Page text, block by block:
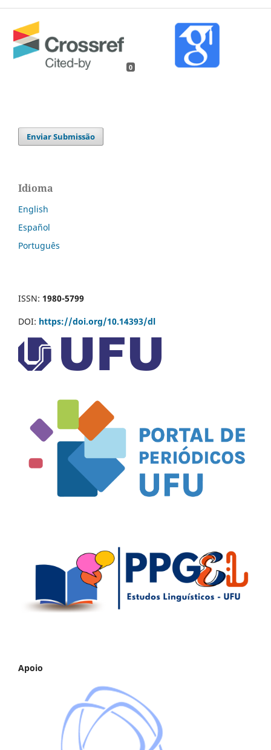
0
Enviar Submissão
Idioma
English
Español
Português
ISSN: 1980-5799
DOI: https://doi.org/10.14393/dl
Apoio